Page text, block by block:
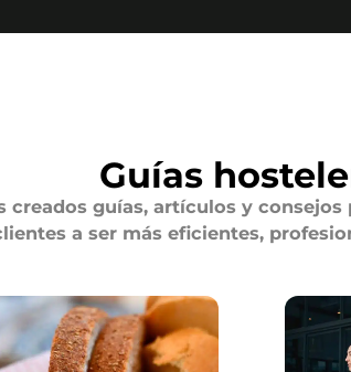
Guías
creados guías, artículos y consejos
a ser más eficientes,